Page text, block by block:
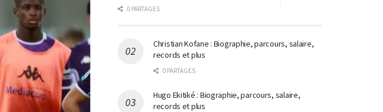
0 PARTAGES
Christian Kofane : Biographie, parcours, salaire,
records et plus
0 PARTAGES
Hugo Ekitiké : Biographie, parcours, salaire,
records et plus